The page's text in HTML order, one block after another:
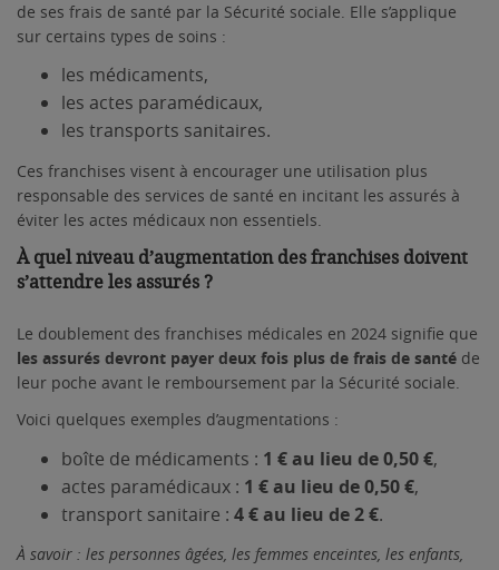
de ses frais de santé par la Sécurité sociale. Elle s’applique
sur certains types de soins :
les médicaments,
les actes paramédicaux,
les transports sanitaires.
Ces franchises visent à encourager une utilisation plus
responsable des services de santé en incitant les assurés à
éviter les actes médicaux non essentiels.
À quel niveau d’augmentation des franchises doivent
s’attendre les assurés ?
Le doublement des franchises médicales en 2024 signifie que
les assurés devront payer deux fois plus de frais de santé de
leur poche avant le remboursement par la Sécurité sociale.
Voici quelques exemples d’augmentations :
boîte de médicaments : 1 € au lieu de 0,50 €,
actes paramédicaux : 1 € au lieu de 0,50 €,
transport sanitaire : 4 € au lieu de 2 €.
À savoir : les personnes âgées, les femmes enceintes, les enfants,